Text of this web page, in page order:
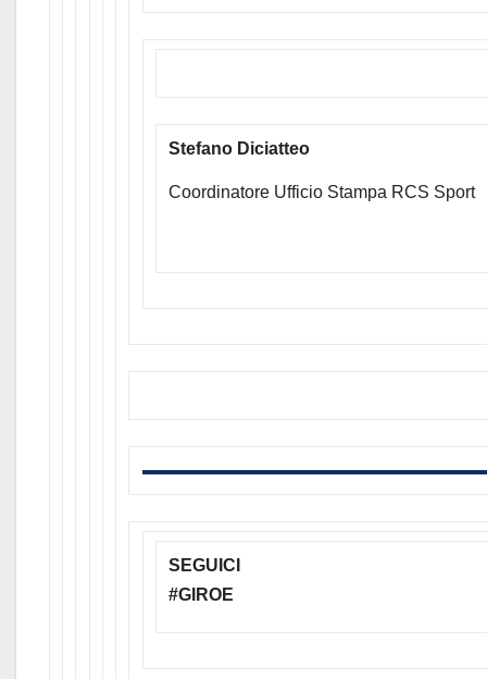
Stefano Diciatteo
Coordinatore Ufficio Stampa RCS Sport
SEGUICI
#GIROE